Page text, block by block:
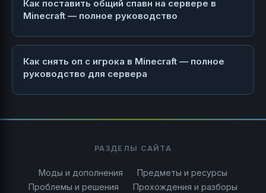
Как поставить общий спавн на сервере в
Minecraft — полное руководство
Как снять оп с игрока в Minecraft — полное
руководство для сервера
РАЗДЕЛЫ САЙТА
Моды и дополнения
Предметы и ресурсы
Проблемы и решения
Прохождения и разборы